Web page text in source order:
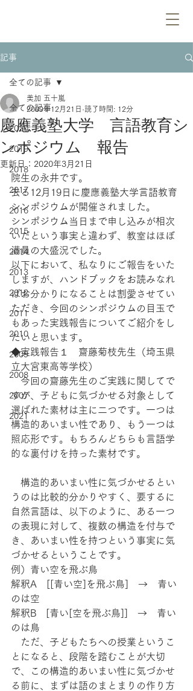
記事
全ての記事
2020
2019
2018
2017
2016
2015
2014
2013
2012
2011
2010
2009
2008
2007
2021
全ての記事
慶應義塾大学 言語教育シ
ンポジウム 報告
美加 五十嵐
2009年12月21日 読了時間: 12分
更新日： 2020年3月21日
院生の永井です。
去る12月19日に慶應義塾大学言語教育
シンポジウムが開催されました。
シンポジウム当日まで申し込みが相次
いだという事実と違わず、教室はほぼ
満員の大盛況でした。
以下において、私なりにご報告をいた
しますが、ハンドブックをお読みなれ
ばお分かりになることは割愛させてい
ただき、今回のシンポジウムの目玉で
もあった実践報告についてご紹介をし
たいと思います。
◆実践報告１　齋藤菊枝先生（埼玉県
立大宮東高等学校）
今回の齋藤先生のご実践に関してで
すが、子どもに気づかせる対象として
選ばれた素材は主に二つです。一つは
構造的あいまい性であり、もう一つは
照応形です。もちろんどちらも言語学
的な裏付けを持った素材です。
構造的あいまい性に気づかせるとい
うのは比較的分かりやすく、要するに
自然言語は、以下のように、ある一つ
の表現に対して、複数の構造を付与で
き、あいまい性を持つという事実に気
づかせるということです。
例）青い空を飛ぶ鳥
解釈A　[[青い空]を飛ぶ鳥]　→　青い
のは空
解釈B　[青い[空を飛ぶ鳥]]　→　青い
のは鳥
ただ、子どもたちへの授業というこ
とになると、段階を踏むことが大切
で、この構造的あいまい性に気づかせ
る前に、まずは語のまとまりの作り方